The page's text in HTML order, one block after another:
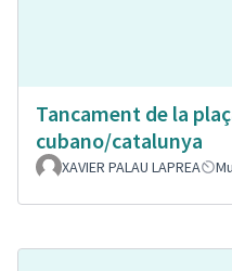
Tancament de la
cubano/catalunya
XAVIER PALAU LAPREA